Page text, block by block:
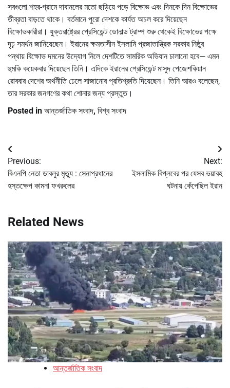
সবগুলো শহর-গ্রামে দাবানলের মতো ছড়িয়ে পড়ে বিক্ষোভ এবং দিনকে দিন বিক্ষোভের
তীব্রতা বাড়তে থাকে। বর্তমানে পুরো দেশকে কার্যত অচল করে দিয়েছেন
বিক্ষোভকারীরা। যুক্তরাষ্ট্রের প্রেসিডেন্ট ডোনাল্ড ট্রাম্প শুরু থেকেই বিক্ষোভের পক্ষে
দৃঢ় সমর্থন জানিয়েছেন। ইরানের ক্ষমতাসীন ইসলামি প্রজাতান্ত্রিক সরকার নিষ্ঠুর
পন্থায় বিক্ষোভ দমনের উদ্যোগ নিলে দেশটিতে সামরিক অভিযান চালানো হবে— এমন
হুমকি কয়েকবার দিয়েছেন তিনি। এদিকে ইরানের প্রেসিডেন্ট মাসুদ পেজেশকিয়ান
রোববার দেশের অর্থনীতি ঢেলে সাজানোর প্রতিশ্রুতি দিয়েছেন। তিনি আরও বলেছেন,
তার সরকার জনগণের কথা শোনার জন্য প্রস্তুত।
Posted in আন্তর্জাতিক সংবাদ, বিশ্ব সংবাদ
Post
navigation
Previous:
বিএনপি নেতা ডাবলুর মৃত্যু : সেনাপ্রধানের
হস্তক্ষেপ কামনা ফখরুলের
Next:
ইসলামিক বিপ্লবের পর যেসব ভয়াবহ
ঘটনায় কেঁপেছিল ইরান
Related News
আন্তর্জাতিক সংবাদ